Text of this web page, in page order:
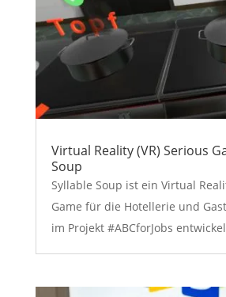
Virtual Reality (VR) Serious
Soup
Syllable Soup ist ein Virtual
Game für die Hotellerie und
im Projekt #ABCforJobs